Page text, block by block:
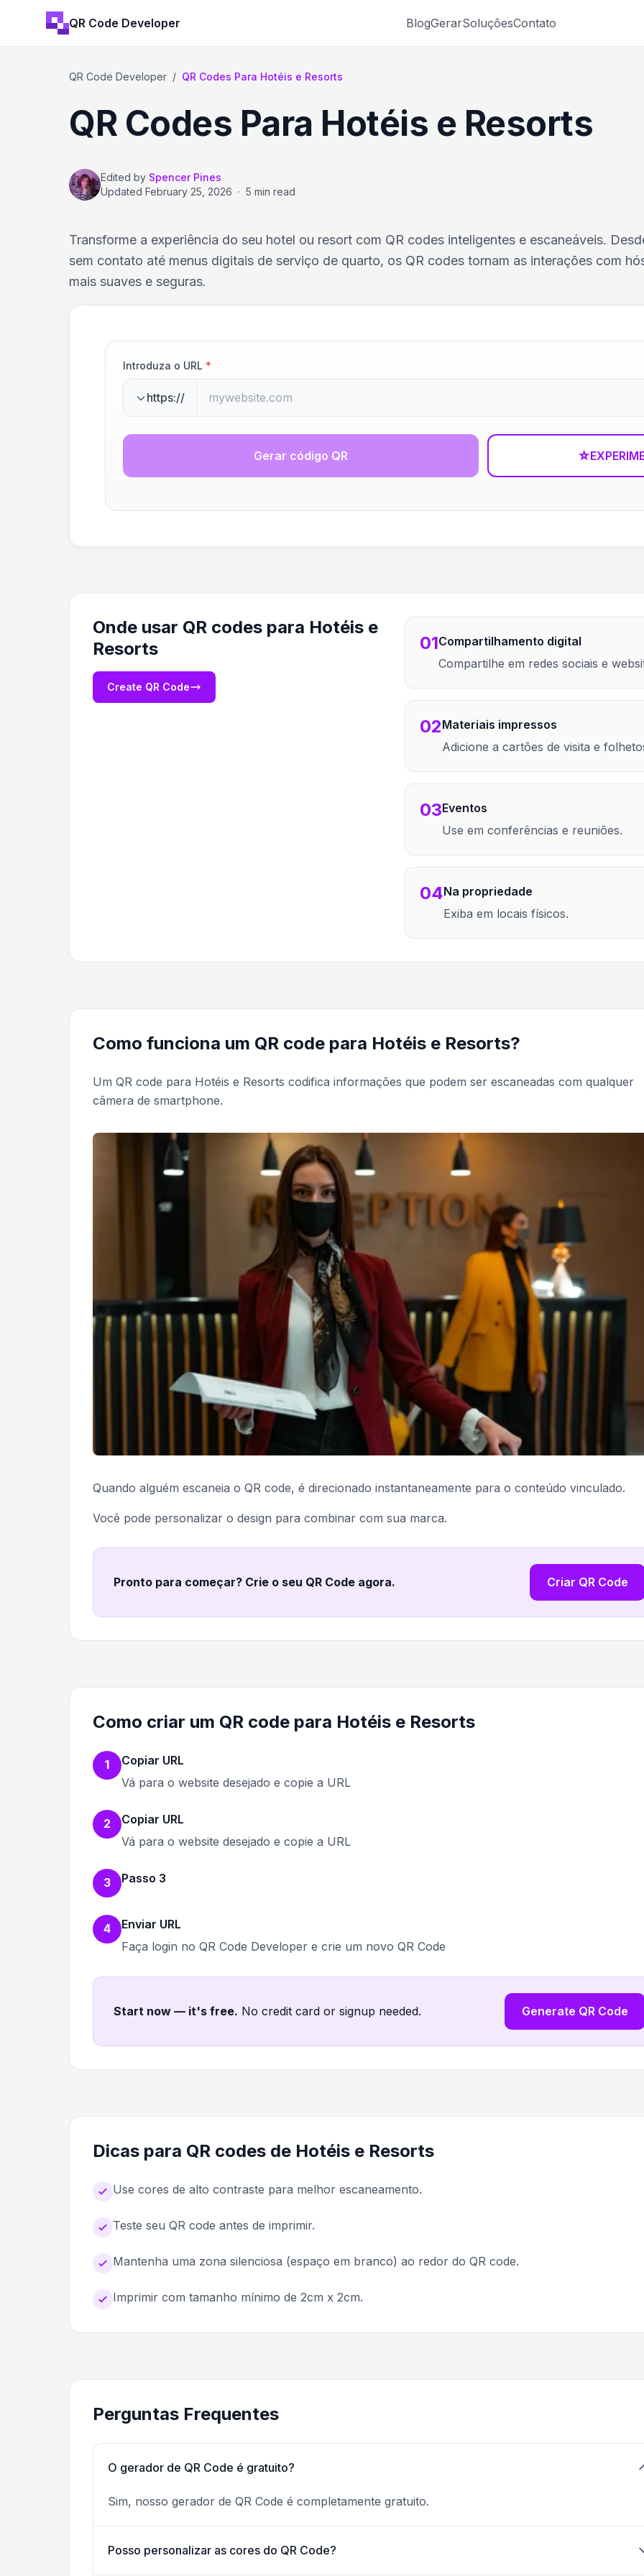
QR Code Developer BlogGerarSoluçõesContato
QR Code Developer / QR Codes Para Hotéis e Resorts
QR Codes Para Hotéis e Resorts
Edited by Spencer Pines
Updated February 25, 2026 · 5 min read
Transforme a experiência do seu hotel ou resort com QR codes inteligentes e escaneáveis.
sem contato até menus digitais de serviço de quarto, os QR codes tornam as interações com
mais suaves e seguras.
Introduza o URL *
https://
Gerar código QR ☆
Onde usar QR codes para Hotéis e
Resorts
Create QR Code
01Compartilhamento digital
Compartilhe em redes sociais e
02Materiais impressos
Adicione a cartões de visita e
03Eventos
Use em conferências e reuniões.
04Na propriedade
Exiba em locais físicos.
Como funciona um QR code para Hotéis e Resorts?
Um QR code para Hotéis e Resorts codifica informações que podem ser escaneadas com qualquer
câmera de smartphone.
Quando alguém escaneia o QR code, é direcionado instantaneamente para o conteúdo vinculado.
Você pode personalizar o design para combinar com sua marca.
Pronto para começar? Crie o seu QR Code agora. Criar QR Code
Como criar um QR code para Hotéis e Resorts
1
Copiar URL
Vá para o website desejado e copie a URL
2
Copiar URL
Vá para o website desejado e copie a URL
3 Passo 3
4
Enviar URL
Faça login no QR Code Developer e crie um novo QR Code
Start now — it's free. No credit card or signup needed. Generate QR Code
Dicas para QR codes de Hotéis e Resorts
Use cores de alto contraste para melhor escaneamento.
Teste seu QR code antes de imprimir.
Mantenha uma zona silenciosa (espaço em branco) ao redor do QR code.
Imprimir com tamanho mínimo de 2cm x 2cm.
Perguntas Frequentes
O gerador de QR Code é gratuito?
Sim, nosso gerador de QR Code é completamente gratuito.
Posso personalizar as cores do QR Code?